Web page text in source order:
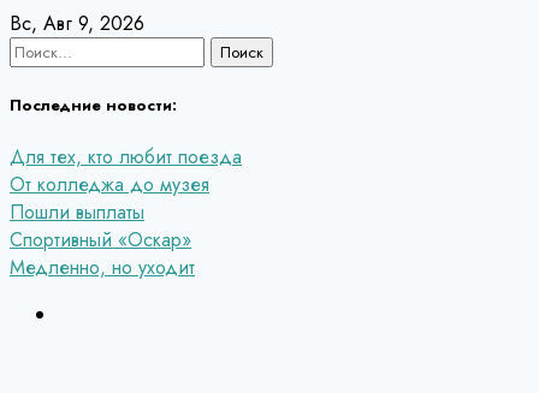
Перейти
к
Вс, Авг 9, 2026
Найти:
Последние новости:
Для тех, кто любит поезда
От колледжа до музея
Пошли выплаты
Спортивный «Оскар»
Медленно, но уходит